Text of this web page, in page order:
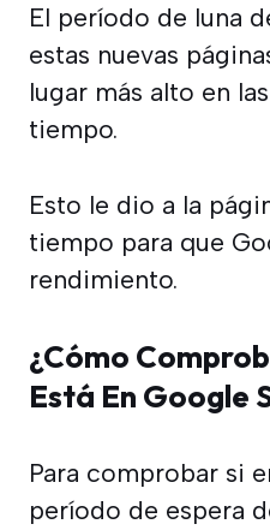
El período de luna
estas nuevas
lugar más alto en
tiempo.
Esto le dio a la
tiempo para que
rendimiento.
¿Cómo
Está En Google
Para comprobar si
período de espera